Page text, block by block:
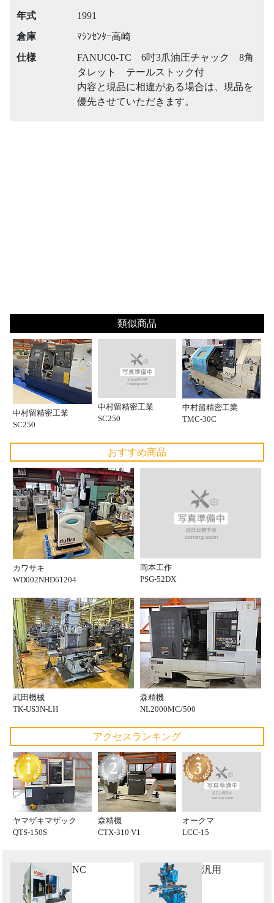
年式
1991
倉庫
ﾏｼﾝｾﾝﾀｰ高崎
仕様
FANUC0-TC 6吋3爪油圧チャック 8角
タレット テールストック付
内容と現品に相違がある場合は、現品を
優先させていただきます。
類似商品
中村留精密工業
SC250
中村留精密工業
SC250
中村留精密工業
TMC-30C
おすすめ商品
カワサキ
WD002NHD61204
岡本工作
PSG-52DX
武田機械
TK-US3N-LH
森精機
NL2000MC/500
アクセスランキング
ヤマザキマザック
QTS-150S
森精機
CTX-310 V1
オークマ
LCC-15
NC 汎用